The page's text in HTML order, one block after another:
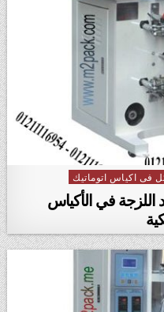
فى اكياس اتوماتيك
اللزجة في الأكياس